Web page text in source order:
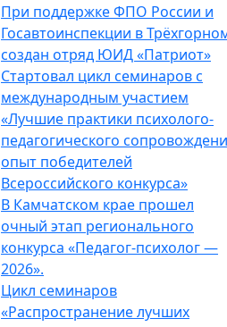
При поддержке ФПО России и
Госавтоинспекции в
создан отряд ЮИД «Патриот»
Стартовал цикл семинаров с
международным участием
«Лучшие практики психолого-
педагогического
опыт победителей
Всероссийского конкурса»
В Камчатском крае прошел
очный этап регионального
конкурса «Педагог-психолог —
2026».
Цикл семинаров
«Распространение лучших